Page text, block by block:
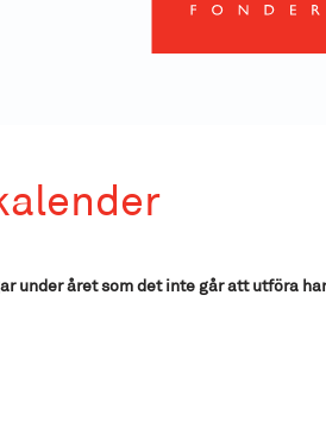
under året som det inte går att utföra